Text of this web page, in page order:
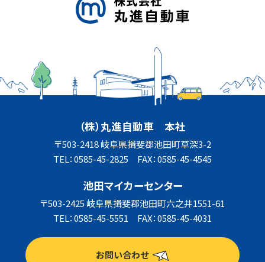
（株）丸進自動車 本社
〒503-2418 岐阜県揖斐郡池田町草深3-2
TEL：0585-45-2825 FAX：0585-45-4545
池田マイカーセンター
〒503-2425 岐阜県揖斐郡池田町六之井1551-61
TEL：0585-45-5551 FAX：0585-45-4031
お問い合わせ